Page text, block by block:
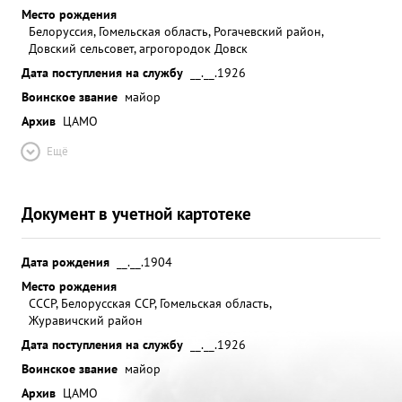
нага ник Серт. Снабжения стр. Колки бы Лен бенан
ши. ...»
Место рождения
Белоруссия, Гомельская область, Рогачевский район,
Довский сельсовет, агрогородок Довск
Дата поступления на службу
__.__.1926
Воинское звание майор
Архив ЦАМО
Ещё
Документ в учетной картотеке
Дата рождения
__.__.1904
Место рождения
СССР, Белорусская ССР, Гомельская область,
Журавичский район
Дата поступления на службу
__.__.1926
Воинское звание майор
Архив ЦАМО